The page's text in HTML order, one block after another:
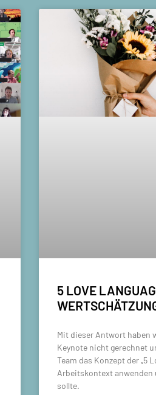
5 LOVE
Mit dieser Antwort haben
Keynote nicht gerechnet
Team das Konzept der „5
Arbeitskontext anwenden
sollte.